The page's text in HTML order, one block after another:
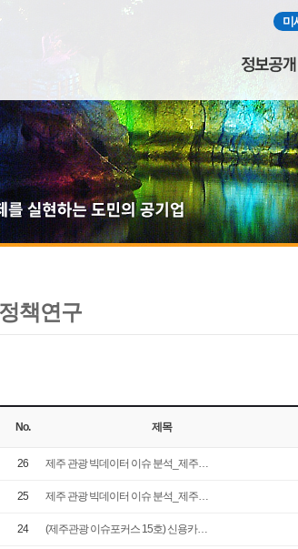
미
정책연구
No. 제목
26 제주 관광 빅데이터 이슈 분석_제주…
25 제주 관광 빅데이터 이슈 분석_제주…
24 (제주관광 이슈포커스 15호) 신용카…